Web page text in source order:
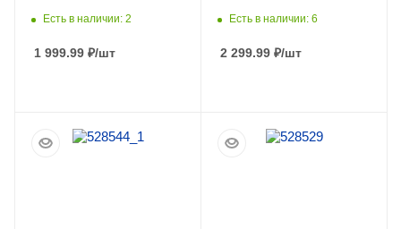
Есть в наличии: 2
1 999.99 ₽/шт
ПОДРОБНЕЕ
Есть в наличии: 6
2 299.99 ₽/шт
ПОДРОБНЕЕ